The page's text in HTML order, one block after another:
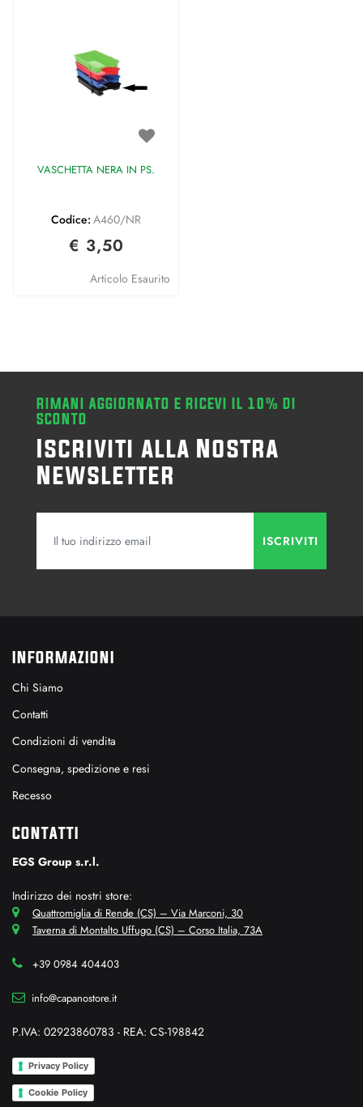
VASCHETTA NERA IN PS.
Codice: A460/NR
€ 3,50
Articolo Esaurito
RIMANI AGGIORNATO E RICEVI IL 10% DI
SCONTO
Iscriviti alla Nostra
Newsletter
INFORMAZIONI
Chi Siamo
Contatti
Condizioni di vendita
Consegna, spedizione e resi
Recesso
CONTATTI
EGS Group s.r.l.
Indirizzo dei nostri store:
Quattromiglia di Rende (CS) – Via Marconi, 30
Taverna di Montalto Uffugo (CS) – Corso Italia, 73A
+39 0984 404403
info@capanostore.it
P.IVA: 02923860783 - REA: CS-198842
Privacy Policy
Cookie Policy